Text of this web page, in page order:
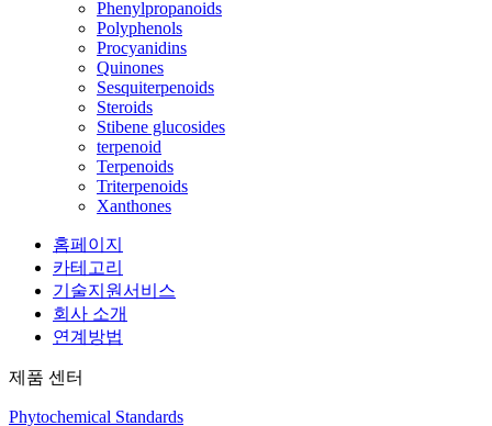
Phenylpropanoids
Polyphenols
Procyanidins
Quinones
Sesquiterpenoids
Steroids
Stibene glucosides
terpenoid
Terpenoids
Triterpenoids
Xanthones
홈페이지
카테고리
기술지원서비스
회사 소개
연계방법
제품 센터
Phytochemical Standards